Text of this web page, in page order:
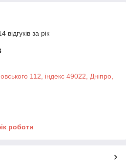
за рік
112, індекс 49022, Дніпро,
роботи